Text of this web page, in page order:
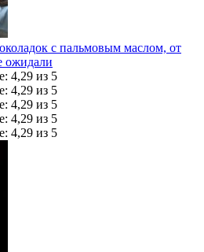
с пальмовым маслом, от
ожидали